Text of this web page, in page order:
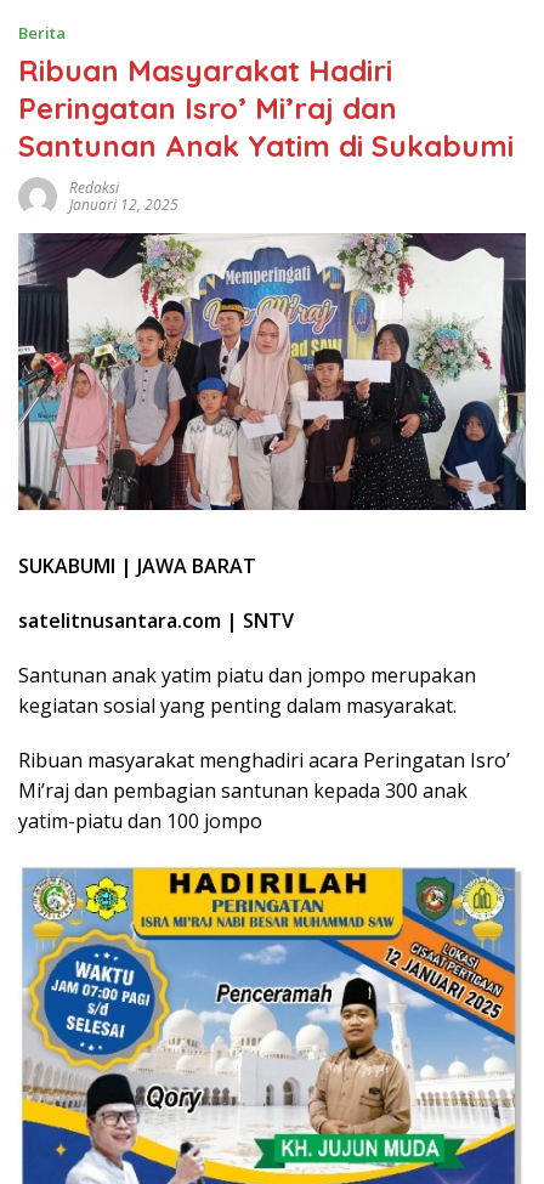
Berita
Ribuan Masyarakat Hadiri
Peringatan Isro’ Mi’raj dan
Santunan Anak Yatim di Sukabumi
Redaksi
Januari 12, 2025
SUKABUMI | JAWA BARAT
satelitnusantara.com | SNTV
Santunan anak yatim piatu dan jompo merupakan
kegiatan sosial yang penting dalam masyarakat.
Ribuan masyarakat menghadiri acara Peringatan Isro’
Mi’raj dan pembagian santunan kepada 300 anak
yatim-piatu dan 100 jompo